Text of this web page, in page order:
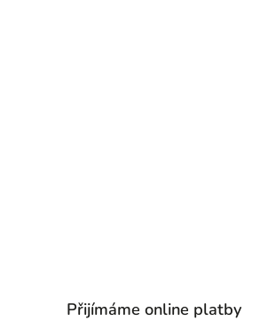
Přijímáme online platby